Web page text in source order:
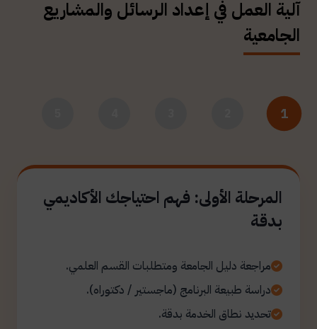
آلية العمل في إعداد الرسائل والمشاريع
الجامعية
1
المرحلة الأولى: فهم احتياجك الأكاديمي
بدقة
مراجعة دليل الجامعة ومتطلبات القسم العلمي.
دراسة طبيعة البرنامج (ماجستير / دكتوراه).
تحديد نطاق الخدمة بدقة.